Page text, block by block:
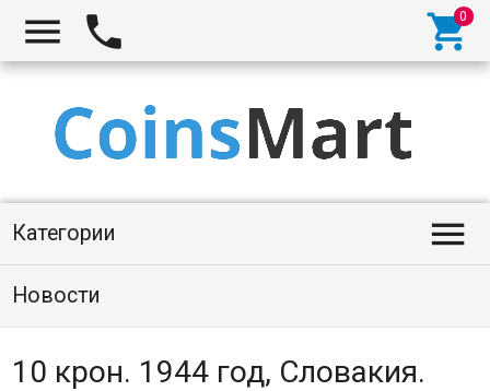
  
Категории 
Новости
10 крон. 1944 год, Словакия.